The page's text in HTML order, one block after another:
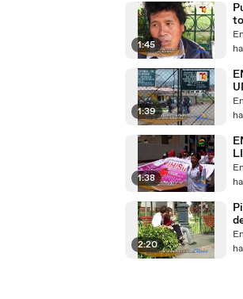
1:45
1:39
1:38
LI
2:20